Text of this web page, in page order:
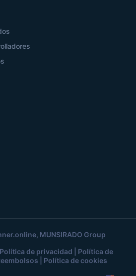
, MUNSIRADO Group
Política de privacidad
Política de
Política de cookies